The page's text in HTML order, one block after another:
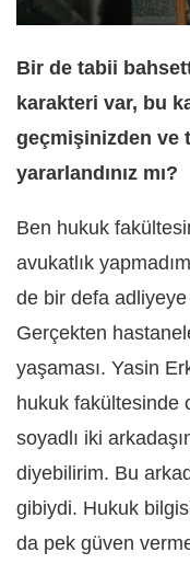
Bir de tabii
karakteri var, bu
geçmişinizden ve
yararlandınız mı?
Ben hukuk
avukatlık
de bir defa
Gerçekten
yaşaması. Yasin
hukuk fakültesinde
soyadlı iki
diyebilirim. Bu
gibiydi. Hukuk
da pek güven